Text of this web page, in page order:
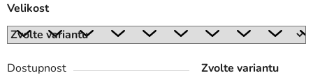
Velikost
Dostupnost
Zvolte variantu